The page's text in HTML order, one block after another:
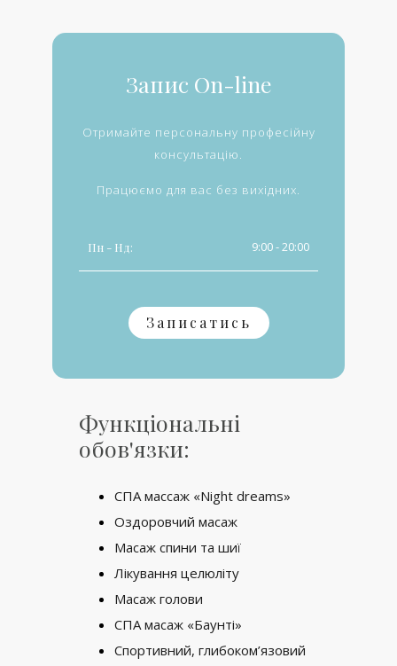
Запис On-line
Отримайте персональну професійну
консультацію.
Працюємо для вас без вихідних.
Пн - Нд: 9:00 - 20:00
Записатись
Функціональні
обов'язки:
СПА массаж «Night dreams»
Оздоровчий масаж
Масаж спини та шиї
Лікування целюліту
Масаж голови
СПА масаж «Баунті»
Спортивний, глибоком’язовий